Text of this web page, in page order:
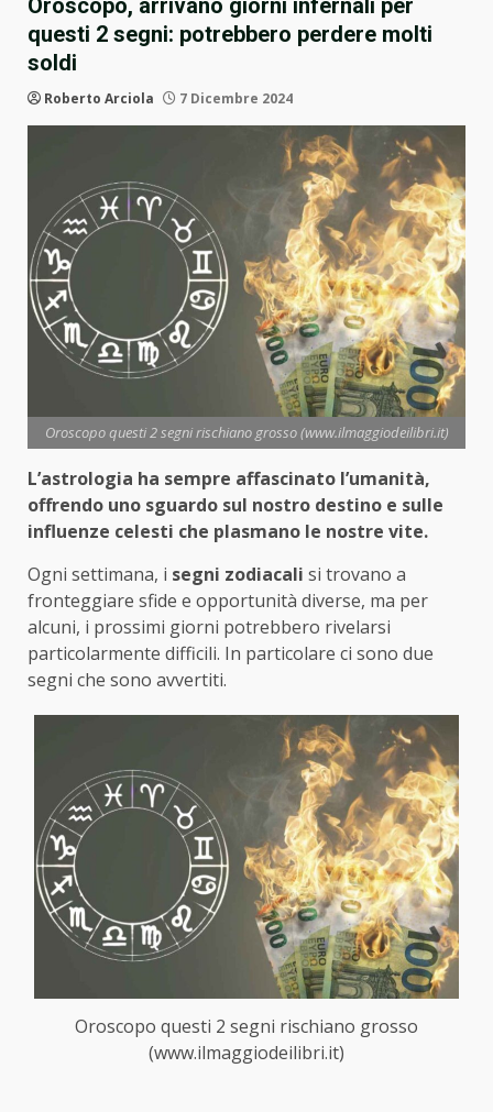
Oroscopo, arrivano giorni infernali per
questi 2 segni: potrebbero perdere molti
soldi
Roberto Arciola 7 Dicembre 2024
Oroscopo questi 2 segni rischiano grosso (www.ilmaggiodeilibri.it)
L’astrologia ha sempre affascinato l’umanità,
offrendo uno sguardo sul nostro destino e sulle
influenze celesti che plasmano le nostre vite.
Ogni settimana, i segni zodiacali si trovano a
fronteggiare sfide e opportunità diverse, ma per
alcuni, i prossimi giorni potrebbero rivelarsi
particolarmente difficili. In particolare ci sono due
segni che sono avvertiti.
Oroscopo questi 2 segni rischiano grosso
(www.ilmaggiodeilibri.it)